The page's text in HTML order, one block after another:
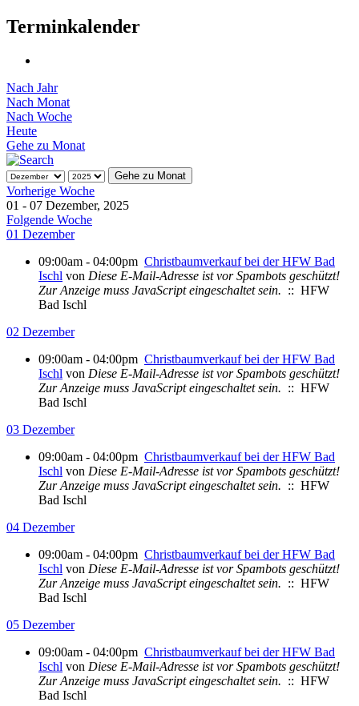
Terminkalender
Nach Jahr
Nach Monat
Nach Woche
Heute
Gehe zu Monat
Gehe zu Monat
Vorherige Woche
01 - 07 Dezember, 2025
Folgende Woche
01 Dezember
09:00am - 04:00pm Christbaumverkauf bei der HFW Bad
Ischl von Diese E-Mail-Adresse ist vor Spambots geschützt!
Zur Anzeige muss JavaScript eingeschaltet sein. :: HFW
Bad Ischl
02 Dezember
09:00am - 04:00pm Christbaumverkauf bei der HFW Bad
Ischl von Diese E-Mail-Adresse ist vor Spambots geschützt!
Zur Anzeige muss JavaScript eingeschaltet sein. :: HFW
Bad Ischl
03 Dezember
09:00am - 04:00pm Christbaumverkauf bei der HFW Bad
Ischl von Diese E-Mail-Adresse ist vor Spambots geschützt!
Zur Anzeige muss JavaScript eingeschaltet sein. :: HFW
Bad Ischl
04 Dezember
09:00am - 04:00pm Christbaumverkauf bei der HFW Bad
Ischl von Diese E-Mail-Adresse ist vor Spambots geschützt!
Zur Anzeige muss JavaScript eingeschaltet sein. :: HFW
Bad Ischl
05 Dezember
09:00am - 04:00pm Christbaumverkauf bei der HFW Bad
Ischl von Diese E-Mail-Adresse ist vor Spambots geschützt!
Zur Anzeige muss JavaScript eingeschaltet sein. :: HFW
Bad Ischl